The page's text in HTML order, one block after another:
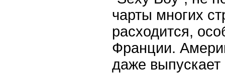
чарты многих
расходится,
Франции.
даже